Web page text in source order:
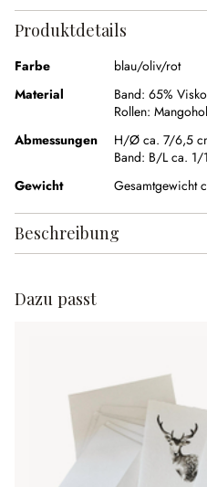
Produktdetails
Farbe
blau/oliv/rot
Material
Band: 65%
Rollen:
Abmessungen
H/Ø ca. 7/6,5
Band: B/L ca. 1/
Gewicht
Gesamtgewicht
Beschreibung
Dazu passt